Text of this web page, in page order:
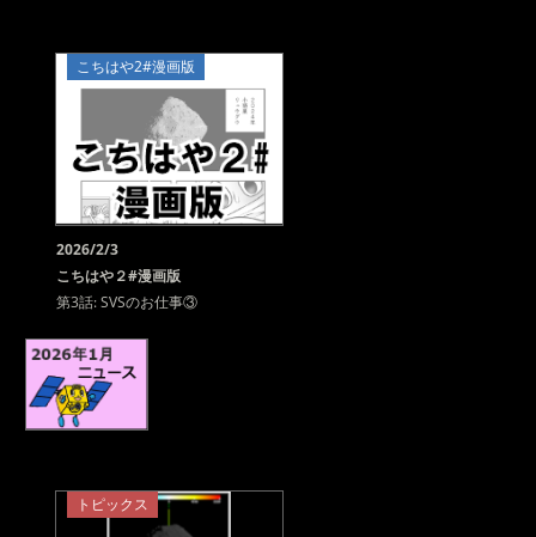
こちはや2#漫画版
2026/2/3
こちはや２#漫画版
第3話: SVSのお仕事③
トピックス